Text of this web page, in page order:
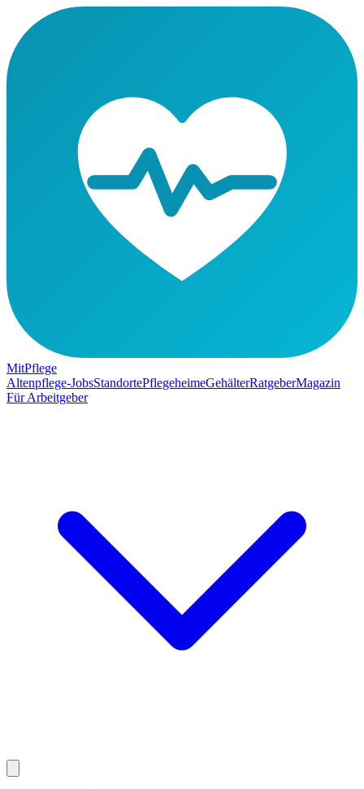
MitPflege
Altenpflege-JobsStandortePflegeheimeGehälterRatgeberMagazin
Für Arbeitgeber